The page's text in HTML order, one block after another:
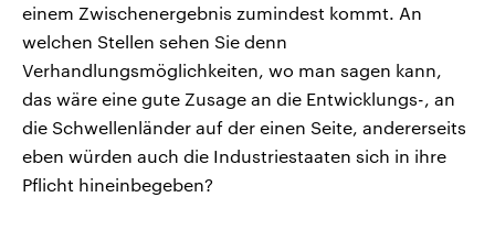
einem Zwischenergebnis zumindest kommt. An
welchen Stellen sehen Sie denn
Verhandlungsmöglichkeiten, wo man sagen kann,
das wäre eine gute Zusage an die Entwicklungs-, an
die Schwellenländer auf der einen Seite, andererseits
eben würden auch die Industriestaaten sich in ihre
Pflicht hineinbegeben?